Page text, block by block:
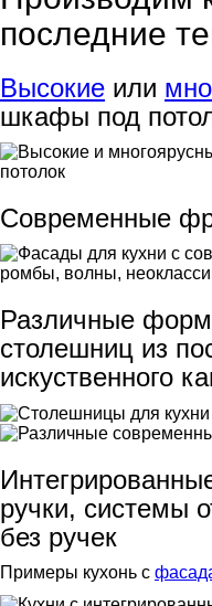
последние
Высокие или
шкафы под
Современные
Различные
столешниц из
искуственного
ручки, системы
без ручек
Примеры кухонь с